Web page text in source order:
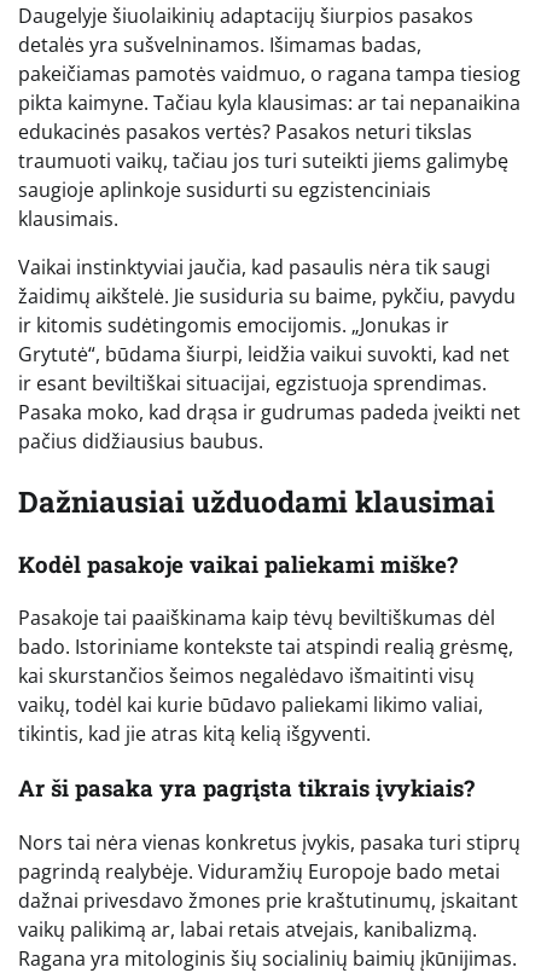
Daugelyje šiuolaikinių adaptacijų šiurpios pasakos
detalės yra sušvelninamos. Išimamas badas,
pakeičiamas pamotės vaidmuo, o ragana tampa tiesiog
pikta kaimyne. Tačiau kyla klausimas: ar tai nepanaikina
edukacinės pasakos vertės? Pasakos neturi tikslas
traumuoti vaikų, tačiau jos turi suteikti jiems galimybę
saugioje aplinkoje susidurti su egzistenciniais
klausimais.
Vaikai instinktyviai jaučia, kad pasaulis nėra tik saugi
žaidimų aikštelė. Jie susiduria su baime, pykčiu, pavydu
ir kitomis sudėtingomis emocijomis. „Jonukas ir
Grytutė“, būdama šiurpi, leidžia vaikui suvokti, kad net
ir esant beviltiškai situacijai, egzistuoja sprendimas.
Pasaka moko, kad drąsa ir gudrumas padeda įveikti net
pačius didžiausius baubus.
Dažniausiai užduodami klausimai
Kodėl pasakoje vaikai paliekami miške?
Pasakoje tai paaiškinama kaip tėvų beviltiškumas dėl
bado. Istoriniame kontekste tai atspindi realią grėsmę,
kai skurstančios šeimos negalėdavo išmaitinti visų
vaikų, todėl kai kurie būdavo paliekami likimo valiai,
tikintis, kad jie atras kitą kelią išgyventi.
Ar ši pasaka yra pagrįsta tikrais įvykiais?
Nors tai nėra vienas konkretus įvykis, pasaka turi stiprų
pagrindą realybėje. Viduramžių Europoje bado metai
dažnai privesdavo žmones prie kraštutinumų, įskaitant
vaikų palikimą ar, labai retais atvejais, kanibalizmą.
Ragana yra mitologinis šių socialinių baimių įkūnijimas.